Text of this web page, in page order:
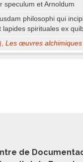
speculum et Arnoldum
philosophi qui
lapides spirituales ex
Les œuvres alchimiques
de